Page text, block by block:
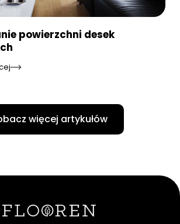
powierzchni desek
więcej artykułów